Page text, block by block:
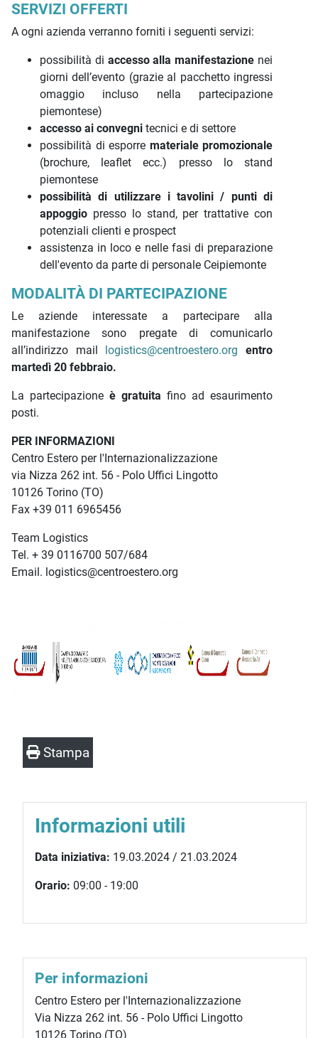
SERVIZI OFFERTI
A ogni azienda verranno forniti i seguenti servizi:
possibilità di accesso alla manifestazione nei
giorni dell’evento (grazie al pacchetto ingressi
omaggio incluso nella partecipazione
piemontese)
accesso ai convegni tecnici e di settore
possibilità di esporre materiale promozionale
(brochure, leaflet ecc.) presso lo stand
piemontese
possibilità di utilizzare i tavolini / punti di
appoggio presso lo stand, per trattative con
potenziali clienti e prospect
assistenza in loco e nelle fasi di preparazione
dell'evento da parte di personale Ceipiemonte
MODALITÀ DI PARTECIPAZIONE
Le aziende interessate a partecipare alla
manifestazione sono pregate di comunicarlo
all’indirizzo mail logistics@centroestero.org
entro
martedì 20 febbraio.
La partecipazione è gratuita fino ad esaurimento
posti.
PER INFORMAZIONI
Centro Estero per l'Internazionalizzazione
via Nizza 262 int. 56 - Polo Uffici Lingotto
10126 Torino (TO)
Fax +39 011 6965456
Team Logistics
Tel. + 39 0116700 507/684
Email. logistics@centroestero.org
Stampa
Informazioni utili
Data iniziativa: 19.03.2024 / 21.03.2024
Orario: 09:00 - 19:00
Per informazioni
Centro Estero per l'Internazionalizzazione
Via Nizza 262 int. 56 - Polo Uffici Lingotto
10126 Torino (TO)